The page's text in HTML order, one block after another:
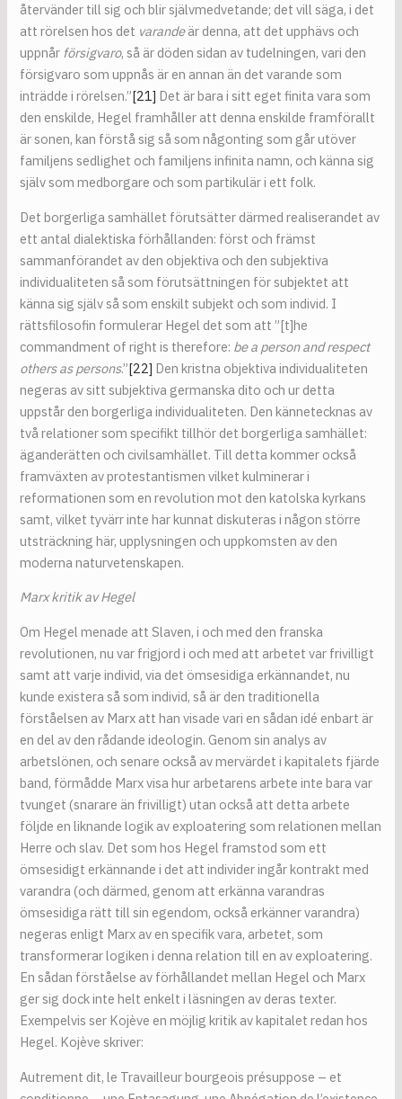
återvänder till sig och blir självmedvetande; det vill säga, i det
att rörelsen hos det varandeär denna, att det upphävs och
uppnår försigvaro, så är döden sidan av tudelningen, vari den
försigvaro som uppnås är en annan än det varande som
inträdde i rörelsen.”[21] Det är bara i sitt eget finita vara som
den enskilde, Hegel framhåller att denna enskilde framförallt
är sonen, kan förstå sig så som någonting som går utöver
familjens sedlighet och familjens infinita namn, och känna sig
själv som medborgare och som partikulär i ett folk.
Det borgerliga samhället förutsätter därmed realiserandet av
ett antal dialektiska förhållanden: först och främst
sammanförandet av den objektiva och den subjektiva
individualiteten så som förutsättningen för subjektet att
känna sig själv så som enskilt subjekt och som individ. I
rättsfilosofin formulerar Hegel det som att ”[t]he
commandment of right is therefore: be a person and respect
others as persons.”[22] Den kristna objektiva individualiteten
negeras av sitt subjektiva germanska dito och ur detta
uppstår den borgerliga individualiteten. Den kännetecknas av
två relationer som specifikt tillhör det borgerliga samhället:
äganderätten och civilsamhället. Till detta kommer också
framväxten av protestantismen vilket kulminerar i
reformationen som en revolution mot den katolska kyrkans
samt, vilket tyvärr inte har kunnat diskuteras i någon större
utsträckning här, upplysningen och uppkomsten av den
moderna naturvetenskapen.
Marx kritik av Hegel
Om Hegel menade att Slaven, i och med den franska
revolutionen, nu var frigjord i och med att arbetet var frivilligt
samt att varje individ, via det ömsesidiga erkännandet, nu
kunde existera så som individ, så är den traditionella
förståelsen av Marx att han visade vari en sådan idé enbart är
en del av den rådande ideologin. Genom sin analys av
arbetslönen, och senare också av mervärdet i kapitalets fjärde
band, förmådde Marx visa hur arbetarens arbete inte bara var
tvunget (snarare än frivilligt) utan också att detta arbete
följde en liknande logik av exploatering som relationen mellan
Herre och slav. Det som hos Hegel framstod som ett
ömsesidigt erkännande i det att individer ingår kontrakt med
varandra (och därmed, genom att erkänna varandras
ömsesidiga rätt till sin egendom, också erkänner varandra)
negeras enligt Marx av en specifik vara, arbetet, som
transformerar logiken i denna relation till en av exploatering.
En sådan förståelse av förhållandet mellan Hegel och Marx
ger sig dock inte helt enkelt i läsningen av deras texter.
Exempelvis ser Kojève en möjlig kritik av kapitalet redan hos
Hegel. Kojève skriver:
Autrement dit, le Travailleur bourgeois présuppose – et